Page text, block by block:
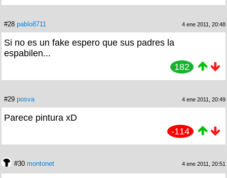
#28 pablo8711 4 ene 2011, 20:48
Si no es un fake espero que sus padres la
espabilen...
182
#29 posva 4 ene 2011, 20:49
Parece pintura xD
-114
#30 montonet 4 ene 2011, 20:51